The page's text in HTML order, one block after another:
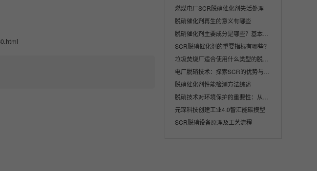
燃煤电厂SCR脱硝催化剂失活处理
脱硝催化剂再生的意义有哪些
SCR脱硝催化剂的重要指标有哪些？
脱硝催化剂性能检测方法综述
元琛科技创建工业4.0智汇能碳模型
SCR脱硝设备原理及工艺流程